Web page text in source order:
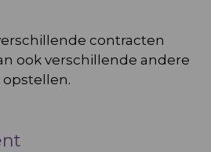
contracten
ook verschillende andere